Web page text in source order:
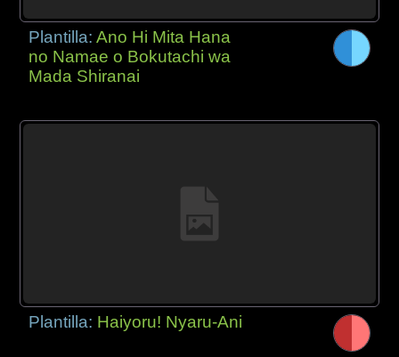
Plantilla:Ano Hi Mita Hana
no Namae o Bokutachi wa
Mada Shiranai
Plantilla: Haiyoru! Nyaru-Ani